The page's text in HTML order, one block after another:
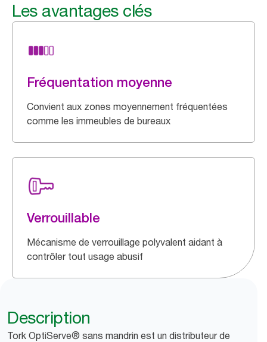
Les avantages clés
Fréquentation moyenne
Convient aux zones moyennement fréquentées
comme les immeubles de bureaux
Verrouillable
Mécanisme de verrouillage polyvalent aidant à
contrôler tout usage abusif
Description
Tork OptiServe® sans mandrin est un distributeur de